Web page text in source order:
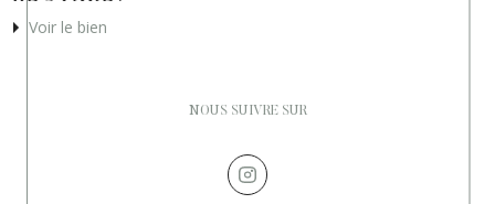
Voir le bien
NOUS SUIVRE SUR